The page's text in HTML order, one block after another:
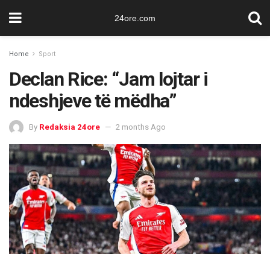
24ore.com
Home Sport
Declan Rice: “Jam lojtar i
ndeshjeve të mëdha”
By Redaksia 24ore 2 months Ago